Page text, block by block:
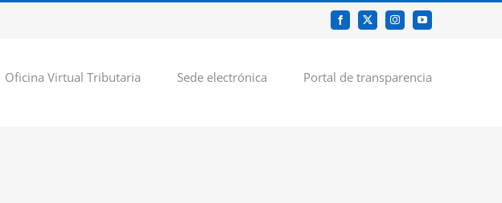
Facebook
X InstagramYouTube
Oficina Virtual Tributaria Sede electrónica Portal de transparencia